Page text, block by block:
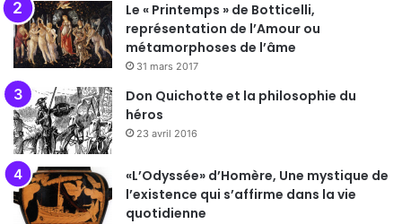
Le « Printemps » de Botticelli,
représentation de l’Amour ou
métamorphoses de l’âme
31 mars 2017
Don Quichotte et la philosophie du
héros
23 avril 2016
«L’Odyssée» d’Homère, Une mystique de
l’existence qui s’affirme dans la vie
quotidienne